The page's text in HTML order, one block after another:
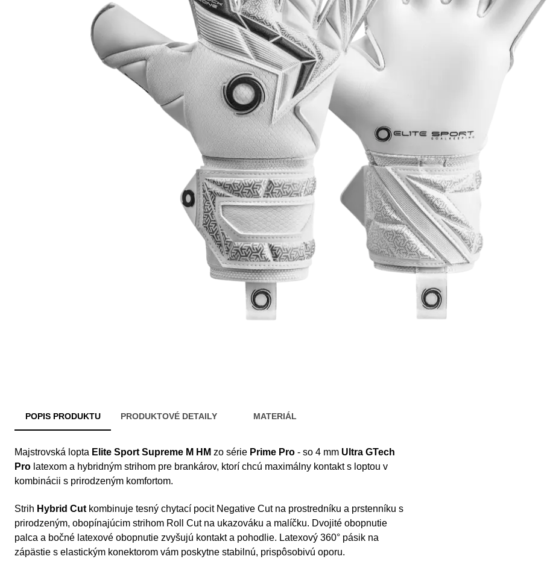
POPIS PRODUKTU PRODUKTOVÉ DETAILY MATERIÁL
Majstrovská lopta Elite Sport Supreme M HM zo série Prime Pro - so 4 mm Ultra GTech
Pro latexom a hybridným strihom pre brankárov, ktorí chcú maximálny kontakt s loptou v
kombinácii s prirodzeným komfortom.
Strih Hybrid Cutkombinuje tesný chytací pocit Negative Cut na prostredníku a prstenníku s
prirodzeným, obopínajúcim strihom Roll Cut na ukazováku a malíčku. Dvojité obopnutie
palca a bočné latexové obopnutie zvyšujú kontakt a pohodlie. Latexový 360° pásik na
zápästie s elastickým konektorom vám poskytne stabilnú, prispôsobivú oporu.